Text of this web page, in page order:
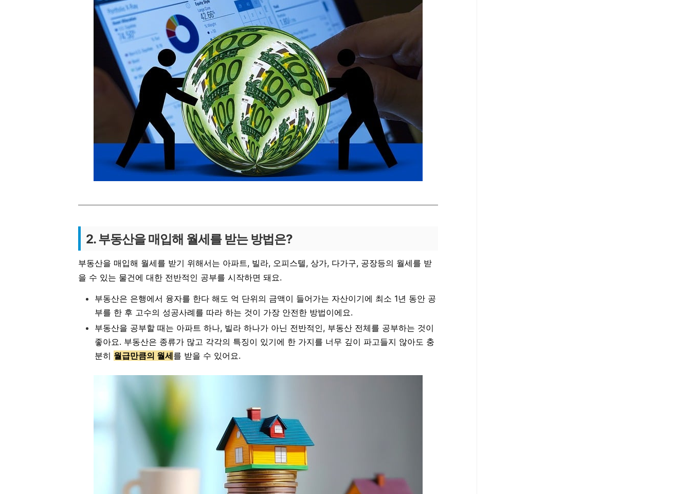
2. 부동산을 매입해 월세를 받는 방법은?
부동산을 매입해 월세를 받기 위해서는 아파트, 빌라, 오피스텔, 상가, 다가구, 공장등의 월세를 받
을 수 있는 물건에 대한 전반적인 공부를 시작하면 돼요.
부동산은 은행에서 융자를 한다 해도 억 단위의 금액이 들어가는 자산이기에 최소 1년 동안 공
부를 한 후 고수의 성공사례를 따라 하는 것이 가장 안전한 방법이에요.
부동산을 공부할 때는 아파트 하나, 빌라 하나가 아닌 전반적인, 부동산 전체를 공부하는 것이
좋아요. 부동산은 종류가 많고 각각의 특징이 있기에 한 가지를 너무 깊이 파고들지 않아도 충
분히 월급만큼의 월세를 받을 수 있어요.